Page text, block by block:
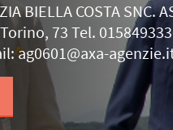
BIELLA COSTA SNC.
73 Tel.
ag0601@axa-